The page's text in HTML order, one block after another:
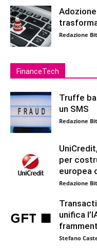
Redazione
FinanceTech
Truffe
un SMS
Redazione
per
europea
Redazione
unifica
Stefano